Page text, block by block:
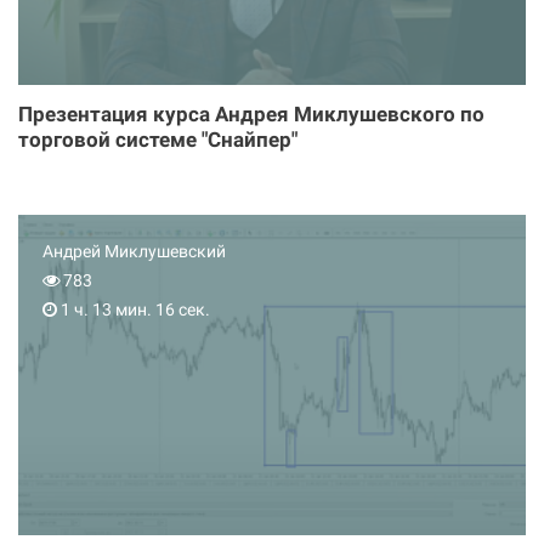
Презентация курса Андрея Миклушевского по
торговой системе "Снайпер"
Андрей Миклушевский
783
1 ч. 13 мин. 16 сек.